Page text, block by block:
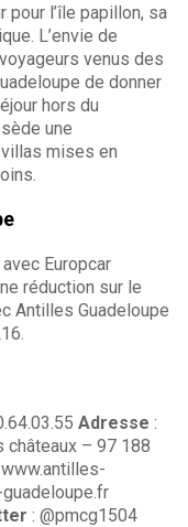
pour l’île papillon, sa
L’envie de
venus des
de donner
hors du
une
mises en
Europcar
réduction sur le
Antilles Guadeloupe
Adresse :
châteaux – 97 188
: @pmcg1504